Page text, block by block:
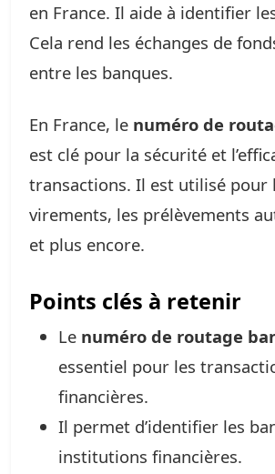
en France. Il aide à identifier
Cela rend les échanges de
entre les banques.
En France, le numéro de
est clé pour la sécurité et
transactions. Il est utilisé pour
virements, les prélèvements
et plus encore.
Points clés à retenir
Le numéro de routage
essentiel pour les
financières.
Il permet d’identifier les
institutions financières.